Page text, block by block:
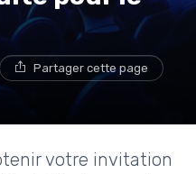
Partager cette page
votre invitation
le club
de recevoir les emails
de ses partenaires.